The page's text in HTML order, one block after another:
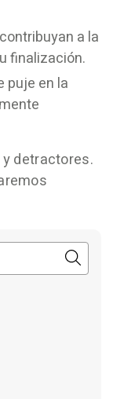
a la
finalización.
puje en la
detractores.